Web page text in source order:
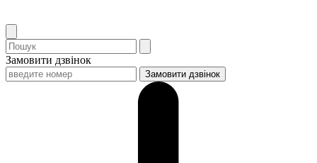
Замовити дзвінок